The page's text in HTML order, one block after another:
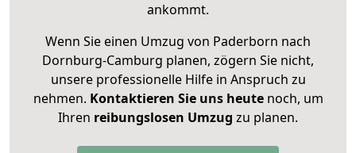
ankommt.
Wenn Sie einen Umzug von Paderborn nach
Dornburg-Camburg planen, zögern Sie nicht,
unsere professionelle Hilfe in Anspruch zu
nehmen. Kontaktieren Sie uns heutenoch, um
Ihren reibungslosen Umzug zu planen.